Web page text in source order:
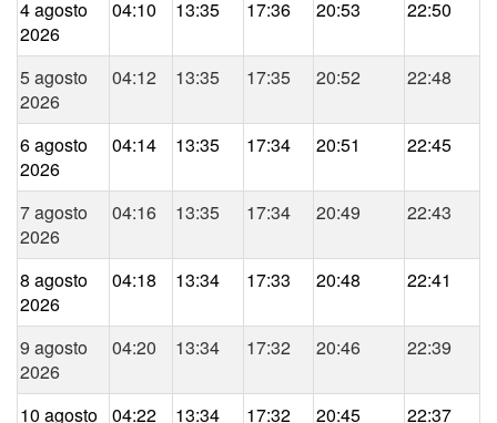
4 agosto
2026
04:10 13:35 17:36 20:53 22:50
5 agosto
2026
04:12 13:35 17:35 20:52 22:48
6 agosto
2026
04:14 13:35 17:34 20:51 22:45
7 agosto
2026
04:16 13:35 17:34 20:49 22:43
8 agosto
2026
04:18 13:34 17:33 20:48 22:41
9 agosto
2026
04:20 13:34 17:32 20:46 22:39
10 agosto 04:22 13:34 17:32 20:45 22:37